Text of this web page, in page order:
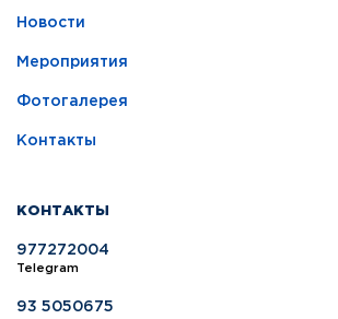
Новости
Мероприятия
Фотогалерея
Контакты
КОНТАКТЫ
977272004
Telegram
93 5050675